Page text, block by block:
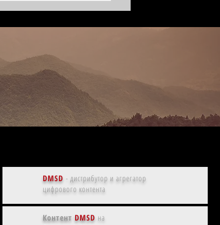
| Марина фон Дитмар,
DMSD - дистрибутор и агрегатор
цифрового контента
Контент DMSD на